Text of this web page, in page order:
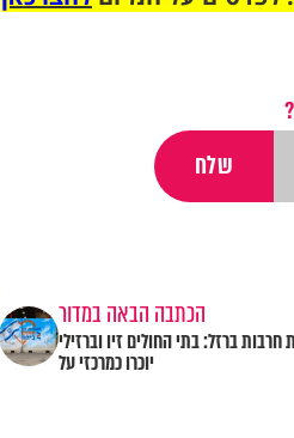
הכתבה הבאה במדור
ברזל: בתי החולים זיו וברזילי
יוכרו כמרכזי על